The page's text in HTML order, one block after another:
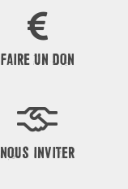
FAIRE UN DON
NOUS INVITER